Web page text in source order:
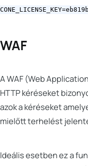
WAF
A WAF (Web
HTTP kéréseket
azok a kéréseket
mielőtt terhelést
Ideális esetben ez a